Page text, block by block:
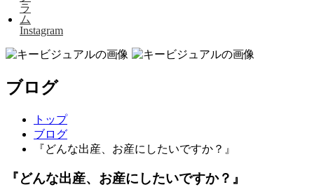
Instagram
ブログ
トップ
ブログ
『どんな出産、お産にしたいですか？』
『どんな出産、お産にしたいですか？』